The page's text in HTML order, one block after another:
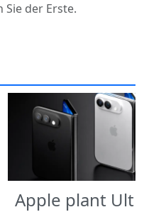
Sie der Erste.
Apple plant